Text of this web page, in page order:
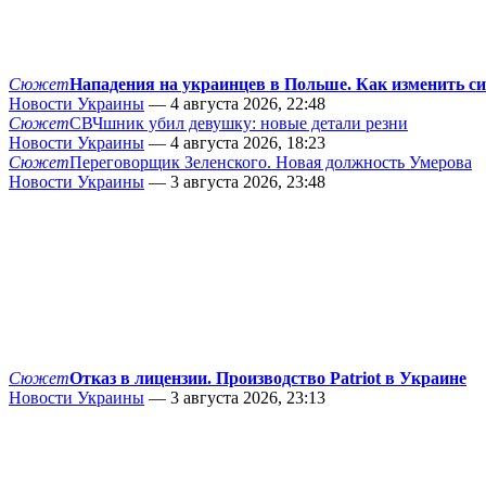
СюжетНападения на украинцев в Польше. Как изменить
Новости Украины — 4 августа 2026, 22:48
СюжетСВЧшник убил девушку: новые детали резни
Новости Украины — 4 августа 2026, 18:23
СюжетПереговорщик Зеленского. Новая должность Умерова
Новости Украины — 3 августа 2026, 23:48
СюжетОтказ в лицензии. Производство Patriot в Украине
Новости Украины — 3 августа 2026, 23:13